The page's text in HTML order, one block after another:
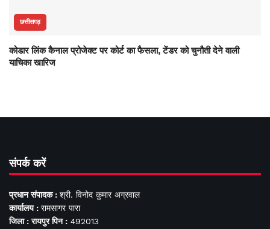
छत्तीसगढ़
कोडार लिंक कैनाल प्रोजेक्ट पर कोर्ट का फैसला, टेंडर को चुनौती देने वाली
याचिका खारिज
संपर्क करें
प्रधान संपादक : श्री. विनोद कुमार अग्रवाल
कार्यालय : रामसागर पारा
जिला : रायपुर पिन : 492013